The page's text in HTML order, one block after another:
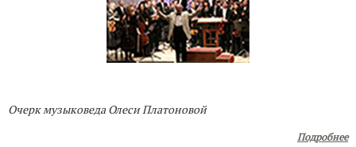
Очерк музыковеда Олеси Платоновой
Подробнее